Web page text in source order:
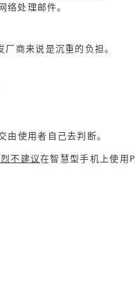
处理邮件。
商来说是沉重的负担。
使用者自己去判断。
不建议在智慧型手机上使用